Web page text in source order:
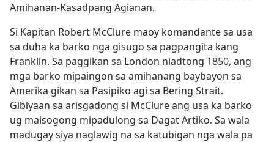
Amihanan-Kasadpang Agianan.
Si Kapitan Robert McClure maoy komandante sa usa
sa duha ka barko nga gisugo sa pagpangita kang
Franklin. Sa paggikan sa London niadtong 1850, ang
mga barko mipaingon sa amihanang baybayon sa
Amerika gikan sa Pasipiko agi sa Bering Strait.
Gibiyaan sa arisgadong si McClure ang usa ka barko
ug maisogong mipadulong sa Dagat Artiko. Sa wala
madugay siya naglawig na sa katubigan nga wala pa